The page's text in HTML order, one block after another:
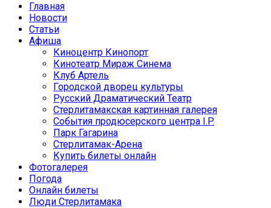
Главная
Новости
Статьи
Афиша
Киноцентр Кинопорт
Кинотеатр Мираж Синема
Клуб Артель
Городской дворец культуры
Русский Драматический Театр
Стерлитамакская картинная галерея
События продюсерского центра I.P.
Парк Гагарина
Стерлитамак-Арена
Купить билеты онлайн
Фотогалерея
Погода
Онлайн билеты
Люди Стерлитамака